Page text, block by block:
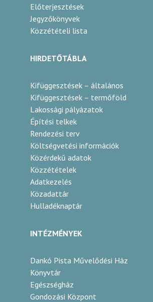
Előterjesztések
Jegyzőkönyvek
Közzétételi lista
HIRDETŐTÁBLA
Kifüggesztések – általános
Kifüggesztések – termőföld
Lakossági pályázatok
Építési telkek
Rendezési terv
Költségvetési információk
Közérdekű adatok
Közzétételek
Adatkezelés
Közadattár
Hulladéknaptár
INTÉZMÉNYEK
Dankó Pista Művelődési Ház
Könyvtár
Egészségház
Gondozási Központ